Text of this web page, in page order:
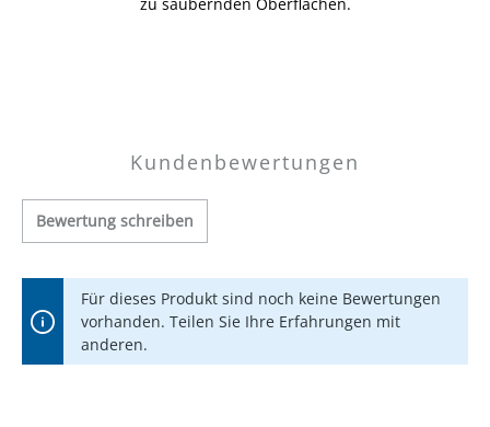
zu säubernden Oberflächen.
Kundenbewertungen
Bewertung schreiben
Für dieses Produkt sind noch keine Bewertungen
vorhanden. Teilen Sie Ihre Erfahrungen mit
anderen.